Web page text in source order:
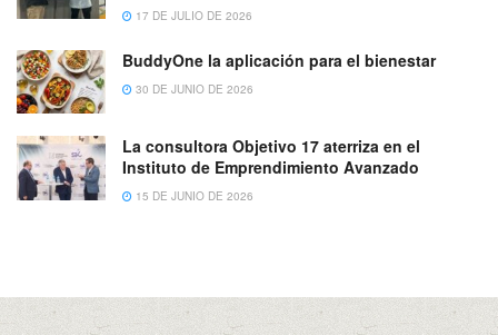
17 DE JULIO DE 2026
BuddyOne la aplicación para el bienestar
30 DE JUNIO DE 2026
La consultora Objetivo 17 aterriza en el
Instituto de Emprendimiento Avanzado
15 DE JUNIO DE 2026